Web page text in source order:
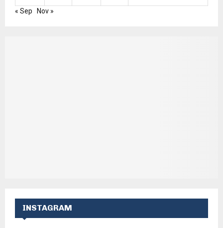
« Sep
Nov »
INSTAGRAM